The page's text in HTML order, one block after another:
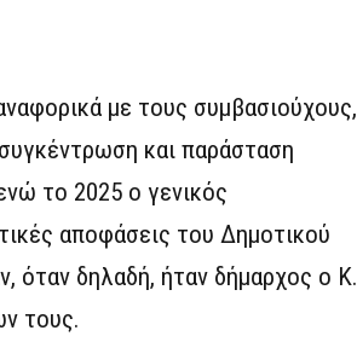
με τους συμβασιούχους,
και παράσταση
το 2025 ο γενικός
αποφάσεις του Δημοτικού
όταν δηλαδή, ήταν δήμαρχος ο Κ.
τους.